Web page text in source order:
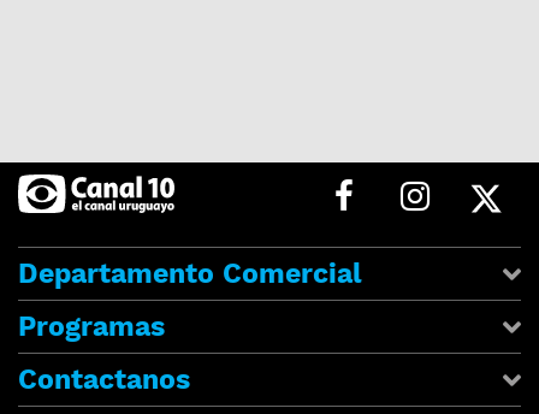
Departamento Comercial
Programas
Contactanos